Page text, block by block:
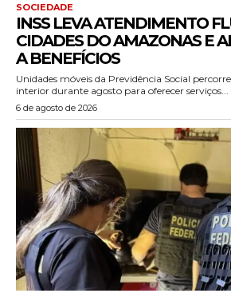
SOCIEDADE
INSS LEVA ATENDIMENTO
CIDADES DO AMAZONAS E
A BENEFÍCIOS
Unidades móveis da Previdência Social
interior durante agosto para oferecer serviços...
6 de agosto de 2026